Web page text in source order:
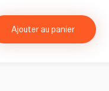
Ajouter au panier